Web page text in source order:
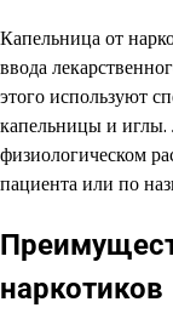
Капельница от
ввода
этого используют
капельницы и иглы.
физиологическом
пациента или по
наркотиков